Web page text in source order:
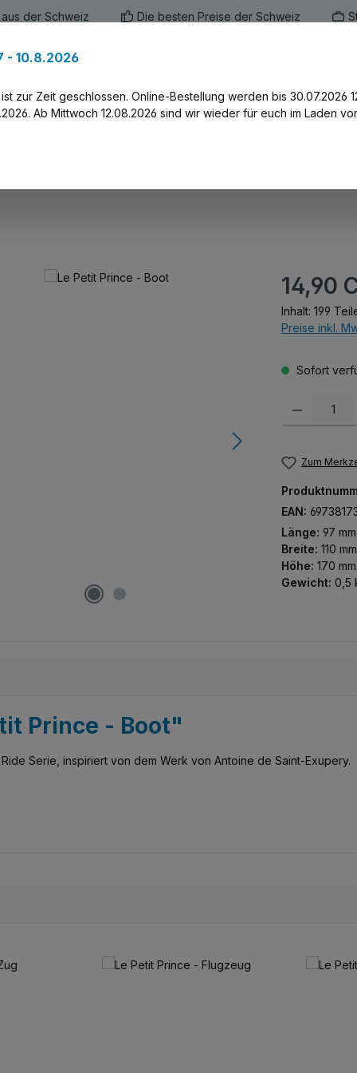
der Schweiz Die besten Preise der Schweiz
Regulärer
14,90
Inhalt: 199
Preise inkl.
Sofort
Produkt
Zum
EAN:
Länge: 97 mm
Breite: 110 mm
Höhe: 170 mm
Gewicht: 0,5
Prince - Boot"
Serie, inspiriert von dem Werk von Antoine de Saint-Exupery.
- 10.8.2026
zur Zeit geschlossen. Online-Bestellung werden bis 30.07.2026
Ab Mittwoch 12.08.2026 sind wir wieder für euch im Laden